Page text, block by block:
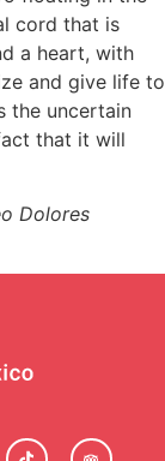
cord that is
a heart, with
and give life to
the uncertain
that it will
Dolores